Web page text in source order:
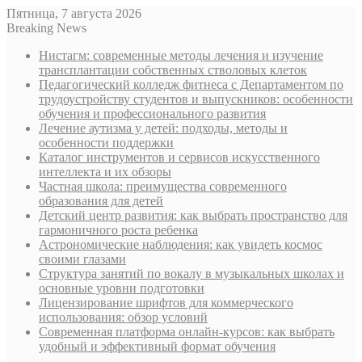
Пятница, 7 августа 2026
Breaking News
Нистагм: современные методы лечения и изучение
трансплантации собственных стволовых клеток
Педагогический колледж фитнеса с Департаментом по
трудоустройству студентов и выпускников: особенности
обучения и профессионального развития
Лечение аутизма у детей: подходы, методы и
особенности поддержки
Каталог инструментов и сервисов искусственного
интеллекта и их обзоры
Частная школа: преимущества современного
образования для детей
Детский центр развития: как выбрать пространство для
гармоничного роста ребенка
Астрономические наблюдения: как увидеть космос
своими глазами
Структура занятий по вокалу в музыкальных школах и
основные уровни подготовки
Лицензирование шрифтов для коммерческого
использования: обзор условий
Современная платформа онлайн-курсов: как выбрать
удобный и эффективный формат обучения